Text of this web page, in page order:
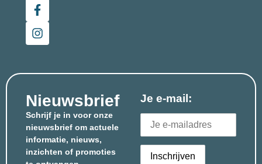
Nieuwsbrief
Schrijf je in voor onze
nieuwsbrief om actuele
informatie, nieuws,
inzichten of promoties
Je e-mail: